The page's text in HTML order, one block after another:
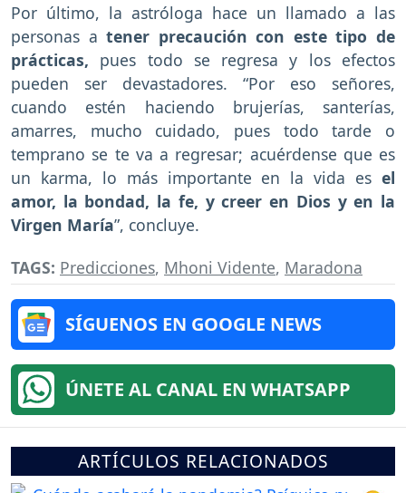
Por último, la astróloga hace un llamado a las
personas atener precaución con este tipo de
prácticas, pues todo se regresa y los efectos
pueden ser devastadores. “Por eso señores,
cuando estén haciendo brujerías, santerías,
amarres, mucho cuidado, pues todo tarde o
temprano se te va a regresar; acuérdense que es
un karma, lo más importante en la vida es el
amor, la bondad, la fe, y creer en Dios y en la
Virgen María”, concluye.
TAGS: Predicciones, Mhoni Vidente, Maradona
SÍGUENOS EN GOOGLE NEWS
ÚNETE AL CANAL EN WHATSAPP
ARTÍCULOS RELACIONADOS